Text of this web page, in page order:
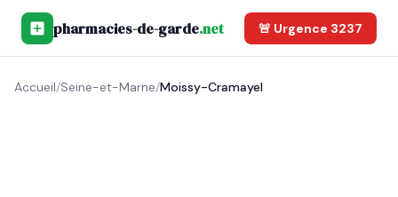
pharmacies-de-garde.net 🚨 Urgence 3237
Accueil/Seine-et-Marne/Moissy-Cramayel